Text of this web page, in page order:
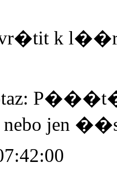
vr�tit k
P���t�
jen